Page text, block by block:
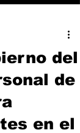
del
de
en el